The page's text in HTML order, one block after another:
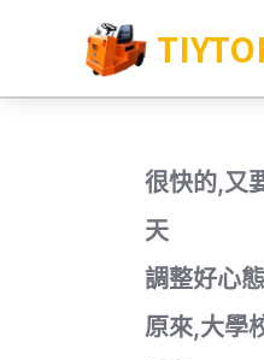
很快的,又
天
調整好心
原來,大學